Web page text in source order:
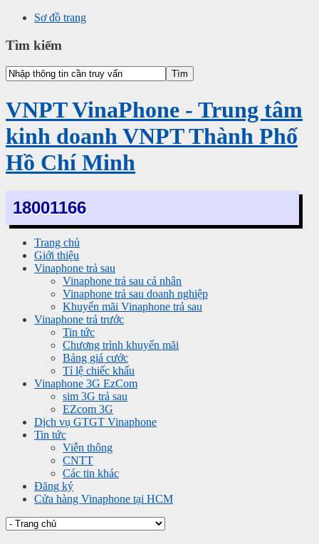
Sơ đồ trang
Tìm kiếm
VNPT VinaPhone - Trung tâm
kinh doanh VNPT Thành Phố
Hồ Chí Minh
18001166
Trang chủ
Giới thiệu
Vinaphone trả sau
Vinaphone trả sau cá nhân
Vinaphone trả sau doanh nghiệp
Khuyến mãi Vinaphone trả sau
Vinaphone trả trước
Tin tức
Chương trình khuyến mãi
Bảng giá cước
Tỉ lệ chiếc khấu
Vinaphone 3G EzCom
sim 3G trả sau
EZcom 3G
Dịch vụ GTGT Vinaphone
Tin tức
Viễn thông
CNTT
Các tin khác
Đăng ký
Cửa hàng Vinaphone tại HCM